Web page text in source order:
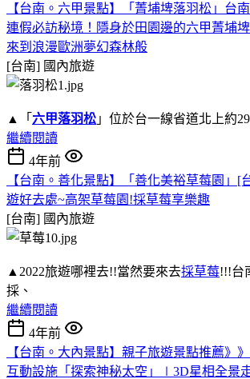
【台南。六甲景點】「菁埔埤落羽松」台
連假必訪秘境！隱身於田園邊的六甲菁埔
來到浪漫歐洲夢幻森林般
[台南] 國內旅遊
▲「 六甲落羽松 」位於台一線省道北上約
繼續閱讀
4年前
【台南。善化景點】「善化美裕草莓園」[
遊好去處~高架草莓園!採草莓享樂趣
[台南] 國內旅遊
▲2022旅遊哪裡去!!當然要來去採草莓!!!台
採、
繼續閱讀
4年前
【台南。大內景點】親子旅遊景點推薦》
互動設施「探索神秘太空」∣3D星相全景